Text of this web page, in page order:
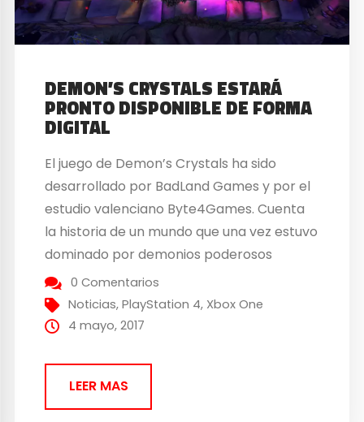
DEMON’S CRYSTALS ESTARÁ
PRONTO DISPONIBLE DE FORMA
DIGITAL
El juego de Demon’s Crystals ha sido
desarrollado por BadLand Games y por el
estudio valenciano Byte4Games. Cuenta
la historia de un mundo que una vez estuvo
dominado por demonios poderosos
astrales conocidos como Uricanes, los
cuales solían gozar de una vida de lujo en
la parte superior de la pirámide
0 Comentarios
Noticias,PlayStation 4, Xbox One
4 mayo, 2017
LEER MAS